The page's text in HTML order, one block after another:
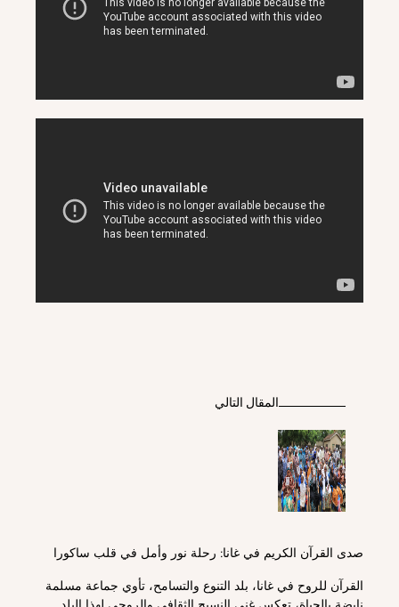
المقال التالي
صدى القرآن الكريم في غانا: رحلة نور وأمل في قلب ساكورا
القرآن للروح في غانا، بلد التنوع والتسامح، تأوي جماعة مسلمة